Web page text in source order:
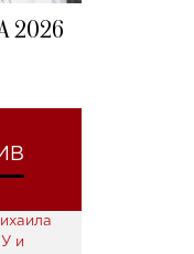
2026